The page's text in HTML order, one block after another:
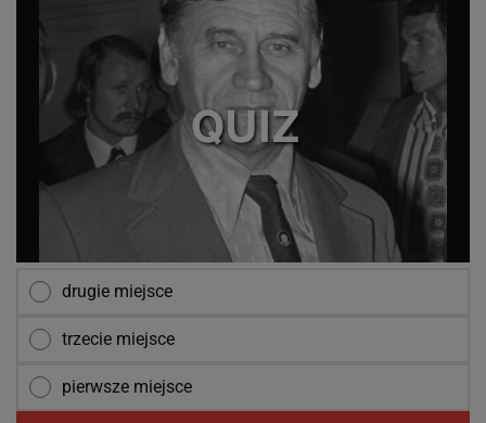
drugie miejsce
trzecie miejsce
pierwsze miejsce